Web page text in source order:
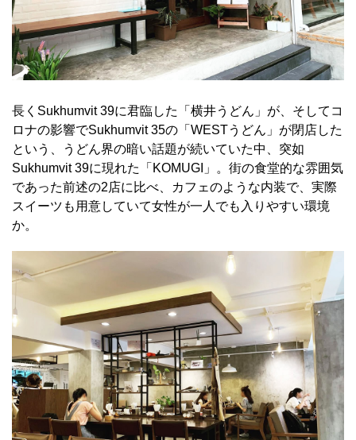
長くSukhumvit 39に君臨した「横井うどん」が、そしてコ
ロナの影響でSukhumvit 35の「WESTうどん」が閉店した
という、うどん界の暗い話題が続いていた中、突如
Sukhumvit 39に現れた「KOMUGI」。街の食堂的な雰囲気
であった前述の2店に比べ、カフェのような内装で、実際
スイーツも用意していて女性が一人でも入りやすい環境
か。